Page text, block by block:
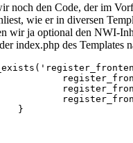
noch den Code, der im
wie er in diversen
wir ja optional den NWI-
index.php des Templates
		}